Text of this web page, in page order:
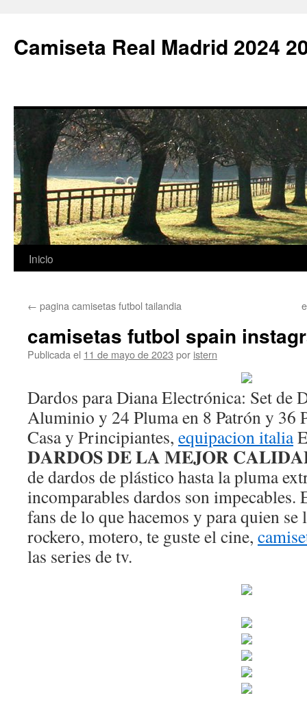
Camiseta Real Madrid 2024
Saltar
contenido
Inicio
← pagina camisetas futbol tailandia
camisetas futbol spain
Publicada el 11 de mayo de 2023 por istern
Dardos para Diana Electrónica: Set de
Aluminio y 24 Pluma en 8 Patrón y 36
Casa y Principiantes, equipacion italia
𝐃𝐀𝐑𝐃𝐎𝐒 𝐃𝐄 𝐋𝐀 𝐌𝐄𝐉𝐎𝐑 𝐂𝐀𝐋𝐈𝐃𝐀𝐃 –
de dardos de plástico hasta la pluma
incomparables dardos son impecables.
fans de lo que hacemos y para quien se
rockero, motero, te guste el cine,
las series de tv.